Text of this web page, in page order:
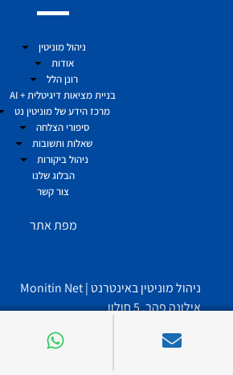
ניהול מוניטין
אודות
רונן הלל
בניית מציאות דיגיטלית + AI
מרכז הידע של מוניטין נט
סיפורי הצלחה
שאלות ותשובות
ניהול ביקורות
הבלוג שלנו
צור קשר
מפת אתר
ניהול מוניטין באינטרנט | Monitin Net
אילונה פהר, 5 חולון
972-522508109